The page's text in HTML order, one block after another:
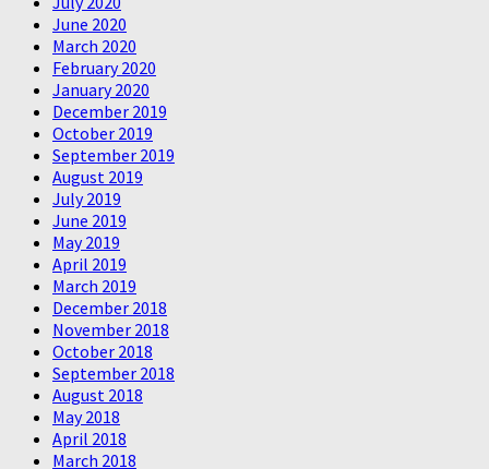
June 2020
March 2020
February 2020
January 2020
December 2019
October 2019
September 2019
August 2019
July 2019
June 2019
May 2019
April 2019
March 2019
December 2018
November 2018
October 2018
September 2018
August 2018
May 2018
April 2018
March 2018